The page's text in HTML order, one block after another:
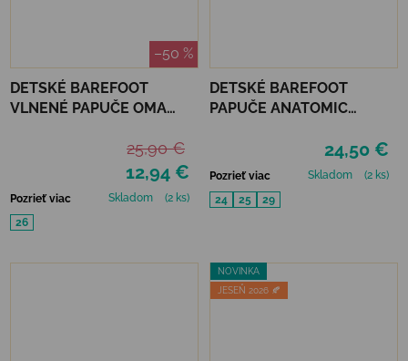
–50 %
DETSKÉ BAREFOOT
VLNENÉ PAPUČE OMA
12,94 €
25,90 €
Pozrieť viac Skladom
(2 ks)
26
DETSKÉ BAREFOOT
PAPUČE ANATOMIC
24,50 €
Pozrieť viac Skladom
(2 ks)
24
25 29
NOVINKA
JESEŇ 2026 🍂